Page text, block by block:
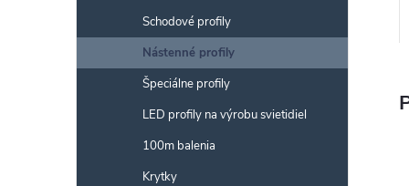
Schodové profily
Nástenné profily
Špeciálne profily
LED profily na výrobu svietidiel
100m balenia
Krytky